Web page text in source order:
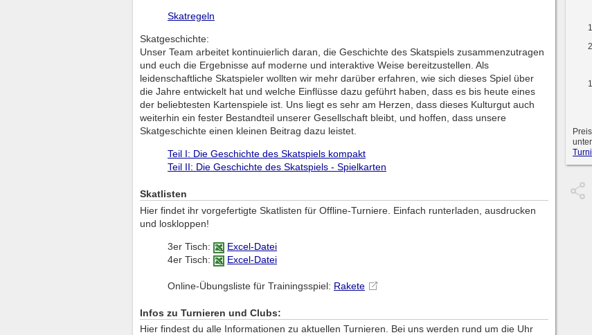
Skatregeln
Skatgeschichte:
Unser Team arbeitet kontinuierlich daran, die Geschichte des Skatspiels zusammenzutragen
und euch die Ergebnisse auf moderne und interaktive Weise bereitzustellen. Als
leidenschaftliche Skatspieler wollten wir mehr darüber erfahren, wie sich dieses Spiel über
die Jahre entwickelt hat und welche Einflüsse dazu geführt haben, dass es bis heute eines
der beliebtesten Kartenspiele ist. Uns liegt es sehr am Herzen, dass dieses Kulturgut auch
weiterhin ein fester Bestandteil unserer Gesellschaft bleibt, und hoffen, dass unsere
Skatgeschichte einen kleinen Beitrag dazu leistet.
Teil I: Die Geschichte des Skatspiels kompakt
Teil II: Die Geschichte des Skatspiels - Spielkarten
Skatlisten
Hier findet ihr vorgefertigte Skatlisten für Offline-Turniere. Einfach runterladen, ausdrucken
und loskloppen!
3er Tisch:
Excel-Datei
4er Tisch:
Excel-Datei
Online-Übungsliste für Trainingsspiel: Rakete
Infos zu Turnieren und Clubs:
Hier findest du alle Informationen zu aktuellen Turnieren. Bei uns werden rund um die Uhr